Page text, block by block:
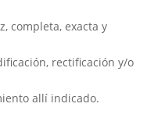
completa, exacta y
rectificación y/o
allí indicado.